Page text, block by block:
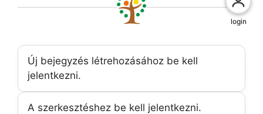
Új bejegyzés létrehozásához be kell
jelentkezni.
A szerkesztéshez be kell jelentkezni.
login